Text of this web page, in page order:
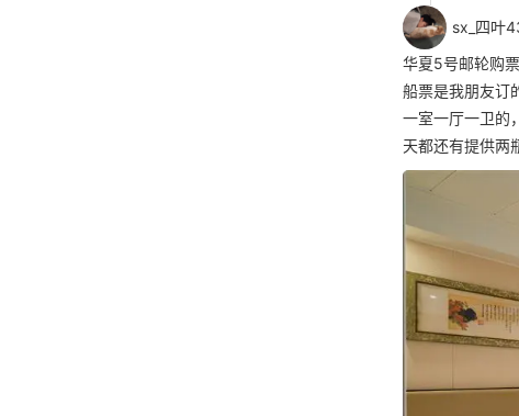
sx_四叶
华夏5号邮轮购
船票是我朋友订
一室一厅一卫的
天都还有提供两